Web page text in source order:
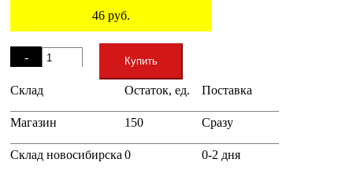
46руб.
-
+
Купить
Склад Остаток, ед. Поставка
Магазин 150 Сразу
Склад новосибирска 0 0-2 дня